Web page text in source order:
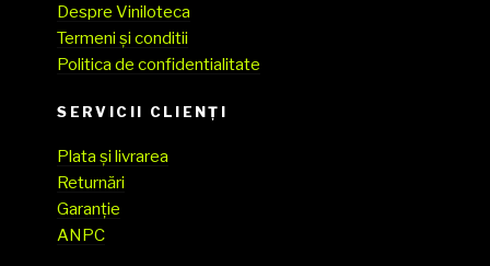
Despre Viniloteca
Termeni și conditii
Politica de confidentialitate
SERVICII CLIENŢI
Plata și livrarea
Returnări
Garanție
ANPC